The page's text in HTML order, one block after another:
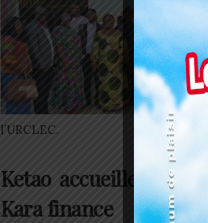
l’URCLEC.
Ketao accueille
Kara finance